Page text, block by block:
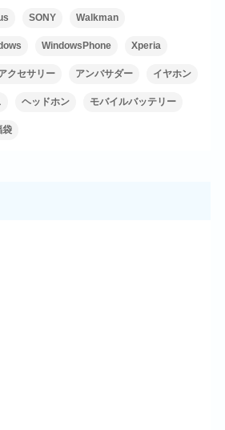
SONY Walkman
WindowsPhone Xperia
クセサリー アンバサダー イヤホン
ヘッドホン モバイルバッテリー
袋